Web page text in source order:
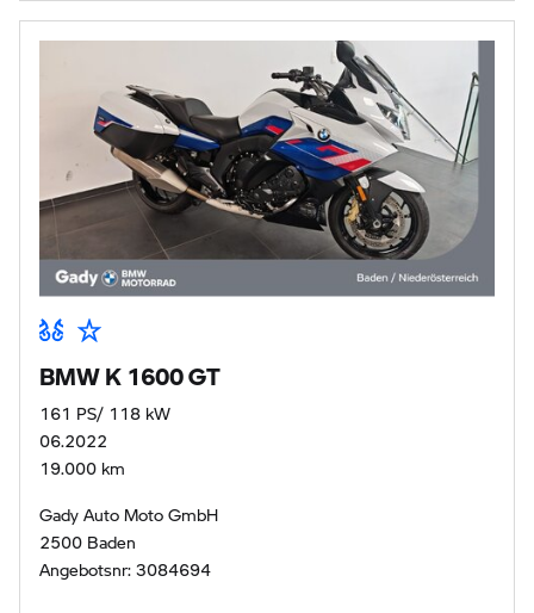
BMW K 1600 GT
161 PS/ 118 kW
06.2022
19.000 km
Gady Auto Moto GmbH
2500 Baden
Angebotsnr: 3084694